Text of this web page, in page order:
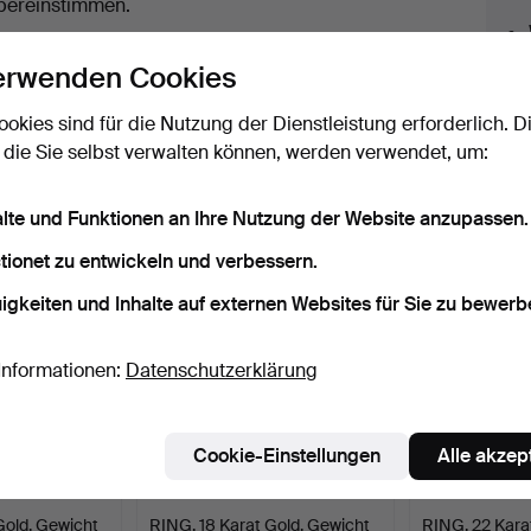
zu erhalten, sobald dieses Objekt
die mit Ihrer Suche
Gewicht
RING, 18 Karat Gold, Gewicht
RING, 22
Cookies
sind für die Nutzung der Dienstleistung erforderlich.
Sie selbst verwalten können, werden verwendet, um:
und Funktionen an Ihre Nutzung der Website anzupassen.
zu entwickeln und verbessern.
und Inhalte auf externen Websites für Sie zu
Datenschutzerklärung
Cookie-Einstellungen Alle